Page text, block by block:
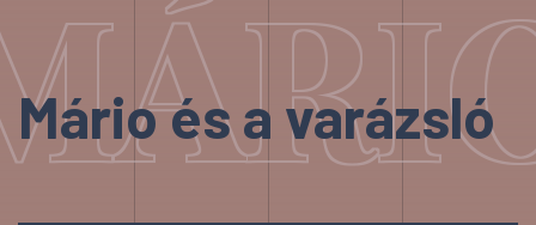
Mário és a varázsló